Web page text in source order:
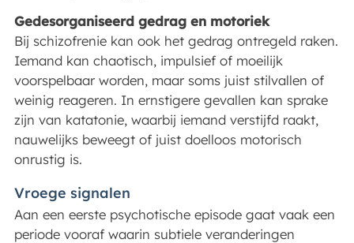
Gedesorganiseerd gedrag en motoriek
Bij schizofrenie kan ook het gedrag ontregeld raken.
Iemand kan chaotisch, impulsief of moeilijk
voorspelbaar worden, maar soms juist stilvallen of
weinig reageren. In ernstigere gevallen kan sprake
zijn van katatonie, waarbij iemand verstijfd raakt,
nauwelijks beweegt of juist doelloos motorisch
onrustig is.
Vroege signalen
Aan een eerste psychotische episode gaat vaak een
periode vooraf waarin subtiele veranderingen